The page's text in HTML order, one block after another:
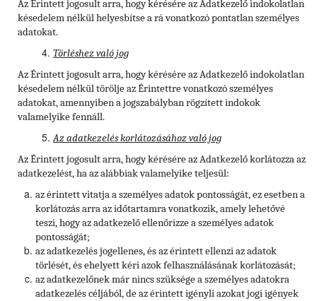
Az Érintett jogosult arra, hogy kérésére az Adatkezelő indokolatlan
késedelem nélkül helyesbítse a rá vonatkozó pontatlan személyes
adatokat.
Törléshez való jog
Az Érintettjogosult arra, hogy kérésére az Adatkezelő indokolatlan
késedelem nélkül törölje az Érintettre vonatkozó személyes
adatokat, amennyiben a jogszabályban rögzített indokok
valamelyike fennáll.
Az adatkezelés korlátozásához való jog
Az Érintett jogosult arra, hogy kérésére az Adatkezelő korlátozza az
adatkezelést, ha az alábbiak valamelyike teljesül:
az érintett vitatja a személyes adatok pontosságát, ez esetben a
korlátozás arra az időtartamra vonatkozik, amely lehetővé
teszi, hogy az adatkezelő ellenőrizze a személyes adatok
pontosságát;
az adatkezelés jogellenes, és az érintett ellenzi az adatok
törlését, és ehelyett kéri azok felhasználásának korlátozását;
az adatkezelőnek már nincs szüksége a személyes adatokra
adatkezelés céljából, de az érintett igényli azokat jogi igények